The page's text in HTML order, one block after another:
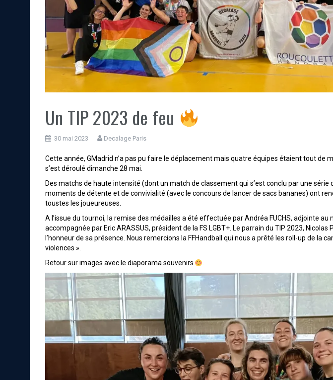
Un TIP 2023 de feu
30 mai 2023 Decalage Paris
Cette année, GMadrid n’a pas pu faire le déplacement mais quatre équipes étaient tout de
s’est déroulé dimanche 28 mai.
Des matchs de haute intensité (dont un match de classement qui s’est conclu par une série
moments de détente et de convivialité (avec le concours de lancer de sacs bananes) ont
toustes les joueureuses.
A l’issue du tournoi, la remise des médailles a été effectuée par Andréa FUCHS, adjointe
accompagnée par Eric ARASSUS, président de la FS LGBT+. Le parrain du TIP 2023,
l’honneur de sa présence. Nous remercions la FFHandball qui nous a prêté les roll-up de la
violences ».
Retour sur images avec le diaporama souvenirs
.